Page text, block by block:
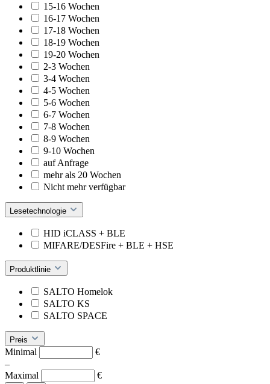
15-16 Wochen
16-17 Wochen
17-18 Wochen
18-19 Wochen
19-20 Wochen
2-3 Wochen
3-4 Wochen
4-5 Wochen
5-6 Wochen
6-7 Wochen
7-8 Wochen
8-9 Wochen
9-10 Wochen
auf Anfrage
mehr als 20 Wochen
Nicht mehr verfügbar
Lesetechnologie
HID iCLASS + BLE
MIFARE/DESFire + BLE + HSE
Produktlinie
SALTO Homelok
SALTO KS
SALTO SPACE
Preis
Minimal
€
–
Maximal
€